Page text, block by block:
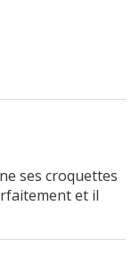
ses croquettes
et il